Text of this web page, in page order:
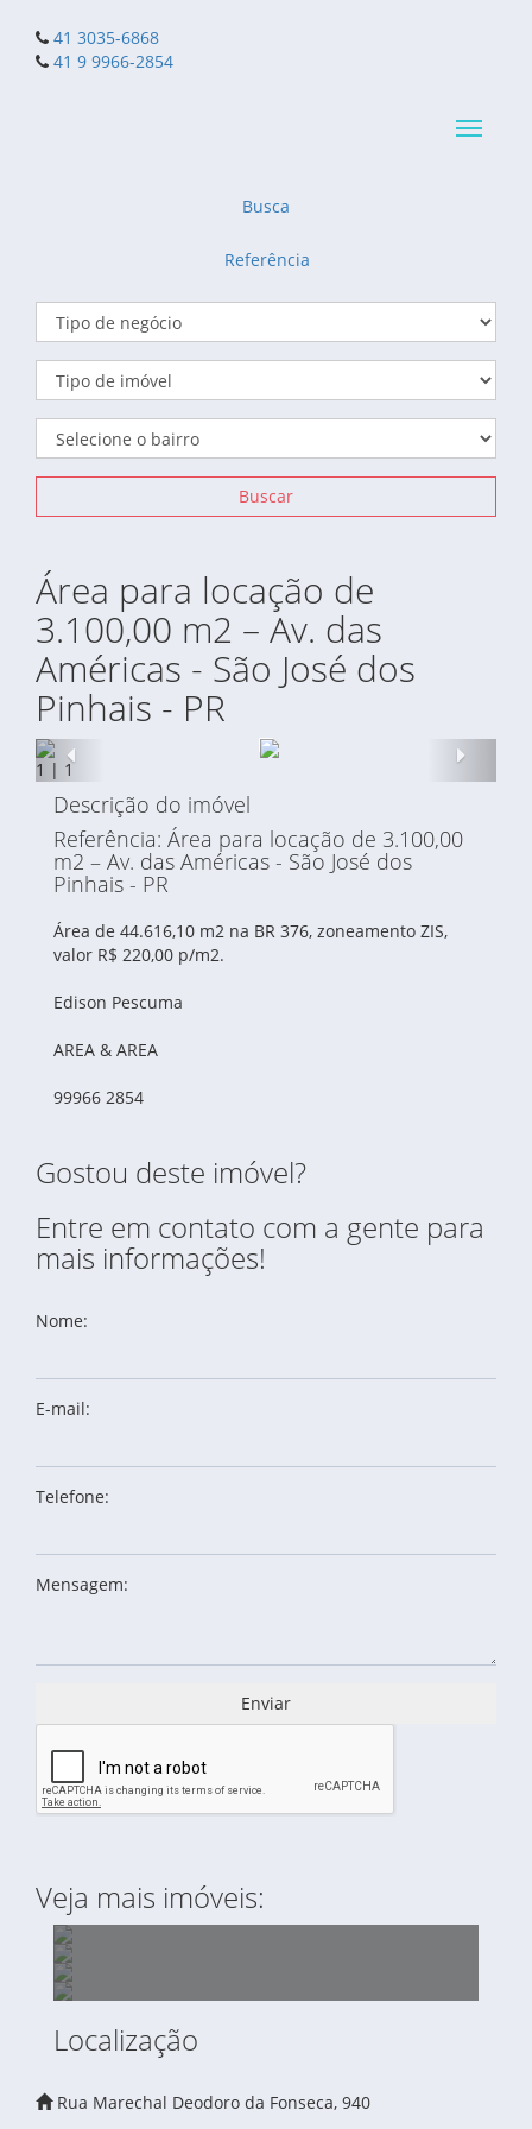
41 3035-6868
41 9 9966-2854
Busca
Referência
Buscar
Área para locação de
3.100,00 m2 – Av. das
Américas - São José dos
Pinhais - PR
Anterior
1 | 1
Descrição do imóvel
Referência: Área para locação de 3.100,00
m2 – Av. das Américas - São José dos
Pinhais - PR
Área de 44.616,10 m2 na BR 376, zoneamento ZIS,
valor R$ 220,00 p/m2.
Edison Pescuma
AREA & AREA
99966 2854
Gostou deste imóvel?
Entre em contato com a gente para
mais informações!
Nome:
E-mail:
Telefone:
Mensagem:
Enviar
Veja mais imóveis:
ÁREA À VENDA ENTRE AV RUI BARBOSA E
RUA ANTÔNIO ZARAMELA - SÃO JOSÉ DOS
LOJA À VENDA - MERCADO COM IMÓVEL -
Localização
Rua Marechal Deodoro da Fonseca, 940